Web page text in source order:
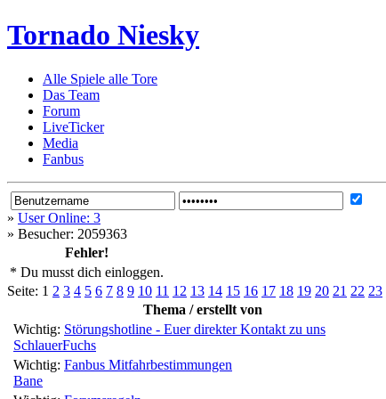
Tornado Niesky
Alle Spiele alle Tore
Das Team
Forum
LiveTicker
Media
Fanbus
» User Online: 3
» Besucher: 2059363
Fehler!
* Du musst dich einloggen.
Seite: 1 2 3 4 5 6 7 8 9 10 11 12 13 14 15 16 17 18 19 20 21 22 23
Thema / erstellt von
Wichtig: Störungshotline - Euer direkter Kontakt zu uns
SchlauerFuchs
Wichtig: Fanbus Mitfahrbestimmungen
Bane